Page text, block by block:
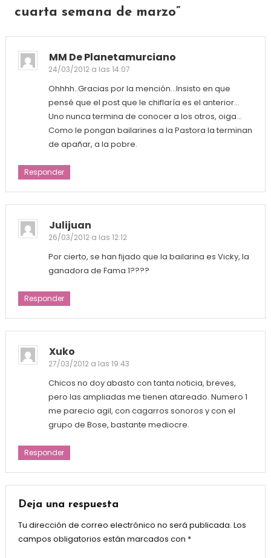
cuarta semana de marzo”
MM De Planetamurciano
24/03/2012 a las 14:07
Ohhhh..Gracias por la mención…Insisto en que
pensé que el post que le chiflaría es el anterior…
Uno nunca termina de conocer a los otros, oiga…
Como le pongan bailarines a la Pastora la terminan
de apañar, a la pobre.
Responder
Julijuan
26/03/2012 a las 12:12
Por cierto, se han fijado que la bailarina es Vicky, la
ganadora de Fama 1????
Responder
Xuko
27/03/2012 a las 19:43
Chicos no doy abasto con tanta noticia, breves,
pero las ampliadas me tienen atareado. Numero 1
me parecio agil, con cagarros sonoros y con el
grupo de Bose, bastante mediocre.
Responder
Deja una respuesta
Tu dirección de correo electrónico no será publicada. Los
campos obligatorios están marcados con *